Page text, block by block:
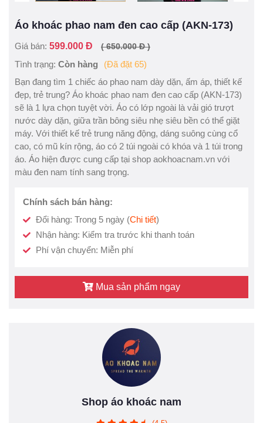
Áo khoác phao nam đen cao cấp (AKN-173)
Giá bán: 599.000 Đ ( 650.000 Đ )
Tình trạng: Còn hàng
(Đã đặt 65)
Bạn đang tìm 1 chiếc áo phao nam dày dặn, ấm áp, thiết kế
đẹp, trẻ trung? Áo khoác phao nam đen cao cấp (AKN-173)
sẽ là 1 lựa chọn tuyệt vời. Áo có lớp ngoài là vải gió trượt
nước dày dặn, giữa trần bông siêu nhẹ siêu bền có thể giặt
máy. Với thiết kế trẻ trung năng động, dáng suông cùng cổ
cao, có mũ kín rộng, áo có 2 túi ngoài có khóa và 1 túi trong
áo. Áo hiện được cung cấp tại shop aokhoacnam.vn với
màu đen nam tính sang trọng.
Chính sách bán hàng:
Đổi hàng: Trong 5 ngày (Chi tiết)
Nhận hàng: Kiểm tra trước khi thanh toán
Phí vận chuyển: Miễn phí
Mua sản phẩm ngay
Shop áo khoác nam